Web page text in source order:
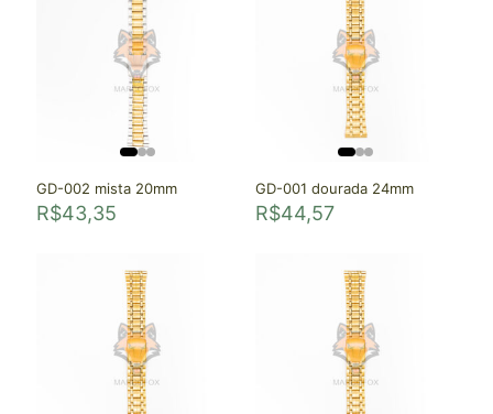
GD-002 mista 20mm
R$43,35
GD-001 dourada 24mm
R$44,57